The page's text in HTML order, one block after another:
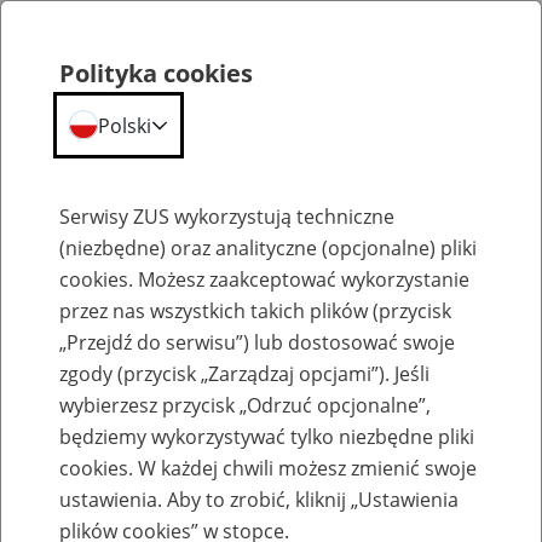
Emerytury
Baza zlikwidowanych lub
przekształconych zakładów pracy
Polityka cookies
Polski
Serwisy ZUS wykorzystują techniczne
(niezbędne) oraz analityczne (opcjonalne) pliki
cookies. Możesz zaakceptować wykorzystanie
przez nas wszystkich takich plików (przycisk
„Przejdź do serwisu”) lub dostosować swoje
zgody (przycisk „Zarządzaj opcjami”). Jeśli
wybierzesz przycisk „Odrzuć opcjonalne”,
będziemy wykorzystywać tylko niezbędne pliki
cookies. W każdej chwili możesz zmienić swoje
ustawienia. Aby to zrobić, kliknij „Ustawienia
plików cookies” w stopce.